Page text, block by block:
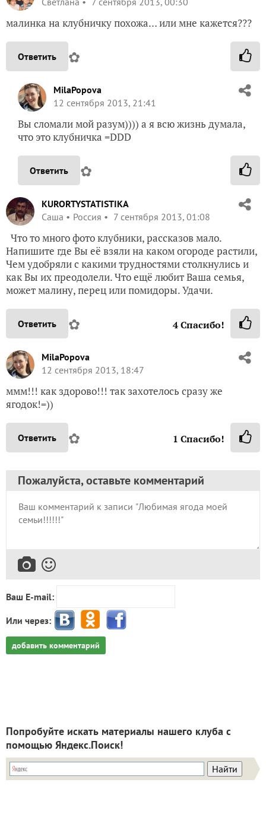
малинка на клубничку похожа… или мне кажется???
Ответить ✿
MilaPopova
12 сентября 2013, 21:41
Вы сломали мой разум)))) а я всю жизнь думала,
что это клубничка =DDD
Ответить ✿
KURORTYSTATISTIKA
Саша
Россия 7 сентября 2013, 01:08
Что то много фото клубники, рассказов мало.
Напишите где Вы её взяли на каком огороде растили,
Чем удобряли с какими трудностями столкнулись и
как Вы их преодолели. Что ещё любит Ваша семья,
может малину, перец или помидоры. Удачи.
Ответить ✿ 4Спасибо!
MilaPopova
12 сентября 2013, 18:47
ммм!!! как здорово!!! так захотелось сразу же
ягодок!=))
Ответить ✿ 1 Спасибо!
Пожалуйста, оставьте комментарий
Ваш E-mail:
Или через:
добавить комментарий
Попробуйте искать материалы нашего клуба с
помощью Яндекс.Поиск!